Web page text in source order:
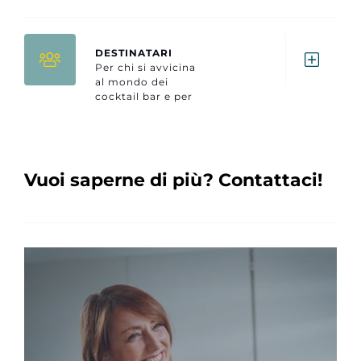
DESTINATARI
Per chi si avvicina
al mondo dei
cocktail bar e per
Vuoi saperne di più? Contattaci!